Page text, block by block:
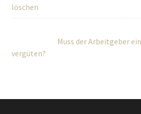
löschen
Muss der Arbeitgeber
vergüten?